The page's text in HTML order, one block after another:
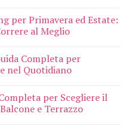
per Primavera ed Estate:
al Meglio
Completa per
nel Quotidiano
per Scegliere il
e Terrazzo